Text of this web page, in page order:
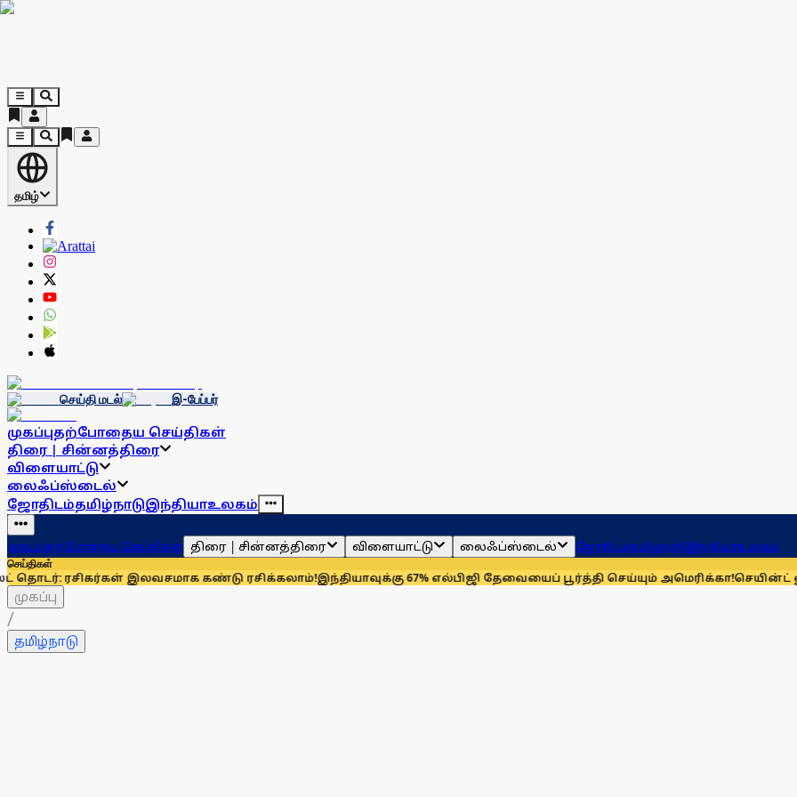
தமிழ்
செய்தி மடல் இ-பேப்பர்
முகப்புதற்போதைய செய்திகள்
திரை | சின்னத்திரை
விளையாட்டு
லைஃப்ஸ்டைல்
ஜோதிடம்தமிழ்நாடுஇந்தியாஉலகம்
முகப்புதற்போதைய செய்திகள் திரை | சின்னத்திரை விளையாட்டு லைஃப்ஸ்டைல் ஜோதிடம்தமிழ்நாடுஇந்தியாஉலகம்
செய்திகள்
இலவசமாக கண்டு ரசிக்கலாம்!இந்தியாவுக்கு 67% எல்பிஜி தேவையைப் பூர்த்தி செய்யும் அமெரிக்கா!செயின்ட் லூயிஸ்
முகப்பு
/
தமிழ்நாடு